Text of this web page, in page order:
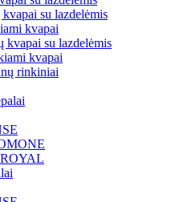
su lazdelėmis
kvapai
kvapai su lazdelėmis
kvapai
rinkiniai